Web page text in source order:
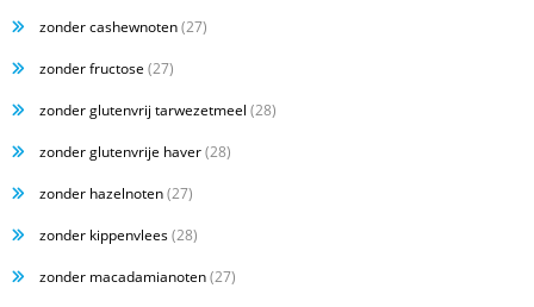
zonder cashewnoten(27)
zonder fructose (27)
zonder glutenvrij tarwezetmeel (28)
zonder glutenvrije haver(28)
zonder hazelnoten(27)
zonder kippenvlees(28)
zonder macadamianoten(27)